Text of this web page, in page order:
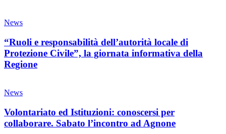
News
“Ruoli e responsabilità dell’autorità locale di
Protezione Civile”, la giornata informativa della
Regione
News
Volontariato ed Istituzioni: conoscersi per
collaborare. Sabato l’incontro ad Agnone